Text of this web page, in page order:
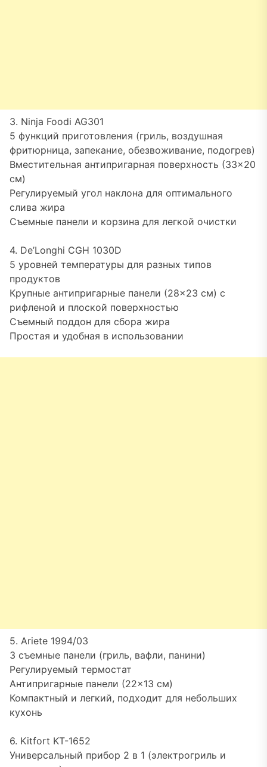
3. Ninja Foodi AG301
5 функций приготовления (гриль, воздушная
фритюрница, запекание, обезвоживание, подогрев)
Вместительная антипригарная поверхность (33×20
см)
Регулируемый угол наклона для оптимального
слива жира
Съемные панели и корзина для легкой очистки
4. De’Longhi CGH 1030D
5 уровней температуры для разных типов
продуктов
Крупные антипригарные панели (28×23 см) с
рифленой и плоской поверхностью
Съемный поддон для сбора жира
Простая и удобная в использовании
5. Ariete 1994/03
3 съемные панели (гриль, вафли, панини)
Регулируемый термостат
Антипригарные панели (22×13 см)
Компактный и легкий, подходит для небольших
кухонь
6. Kitfort KT-1652
Универсальный прибор 2 в 1 (электрогриль и